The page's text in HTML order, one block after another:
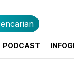
PODCAST